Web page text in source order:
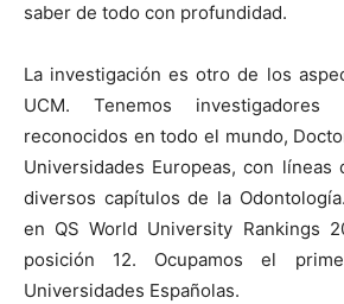
saber de todo con profundidad.
La investigación es otro de los
UCM. Tenemos investigadores
reconocidos en todo el mundo,
Universidades Europeas, con líneas
diversos capítulos de la
en QS World University Rankings
posición 12. Ocupamos el
Universidades Españolas.